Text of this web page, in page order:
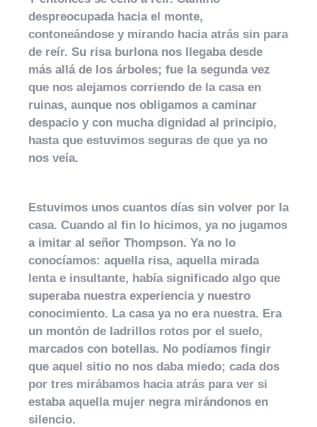
despreocupada hacia el monte,
contoneándose y mirando hacia atrás sin para
de reír. Su risa burlona nos llegaba desde
más allá de los árboles; fue la segunda vez
que nos alejamos corriendo de la casa en
ruinas, aunque nos obligamos a caminar
despacio y con mucha dignidad al principio,
hasta que estuvimos seguras de que ya no
nos veía.
Estuvimos unos cuantos días sin volver por la
casa. Cuando al fin lo hicimos, ya no jugamos
a imitar al señor Thompson. Ya no lo
conocíamos: aquella risa, aquella mirada
lenta e insultante, había significado algo que
superaba nuestra experiencia y nuestro
conocimiento. La casa ya no era nuestra. Era
un montón de ladrillos rotos por el suelo,
marcados con botellas. No podíamos fingir
que aquel sitio no nos daba miedo; cada dos
por tres mirábamos hacia atrás para ver si
estaba aquella mujer negra mirándonos en
silencio.